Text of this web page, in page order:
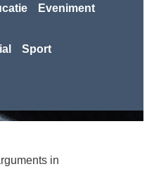
Eveniment
Sport
in